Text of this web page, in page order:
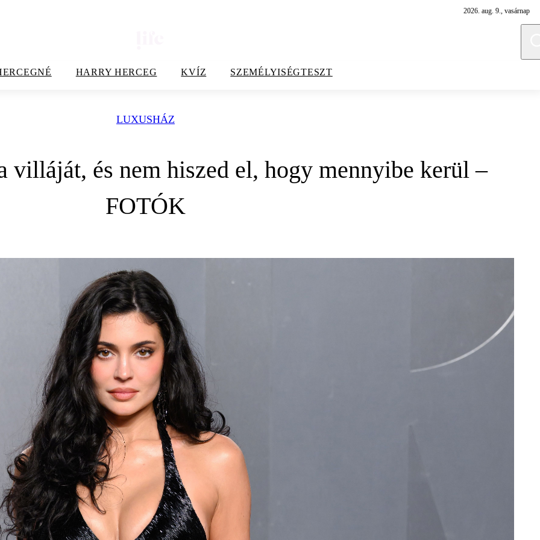
2026. aug. 9., vasárnap
HARRY HERCEG KVÍZ SZEMÉLYISÉGTESZT
LUXUSHÁZ
villáját, és nem hiszed el, hogy mennyibe kerül –
FOTÓK